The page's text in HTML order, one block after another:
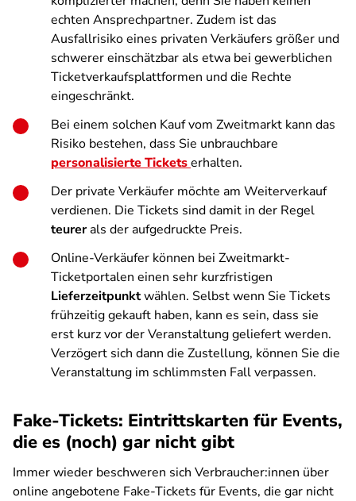
echten Ansprechpartner. Zudem ist das
Ausfallrisiko eines privaten Verkäufers größer und
schwerer einschätzbar als etwa bei gewerblichen
Ticketverkaufsplattformen und die Rechte
eingeschränkt.
Bei einem solchen Kauf vom Zweitmarkt kann das
Risiko bestehen, dass Sie unbrauchbare
personalisierte Ticketserhalten.
Der private Verkäufer möchte am Weiterverkauf
verdienen. Die Tickets sind damit in der Regel
teurerals der aufgedruckte Preis.
Online-Verkäufer können bei Zweitmarkt-
Ticketportalen einen sehr kurzfristigen
Lieferzeitpunktwählen. Selbst wenn Sie Tickets
frühzeitig gekauft haben, kann es sein, dass sie
erst kurz vor der Veranstaltung geliefert werden.
Verzögert sich dann die Zustellung, können Sie die
Veranstaltung im schlimmsten Fall verpassen.
Fake-Tickets: Eintrittskarten für Events,
die es (noch) gar nicht gibt
Immer wieder beschweren sich Verbraucher:innen über
online angebotene Fake-Tickets für Events, die gar nicht